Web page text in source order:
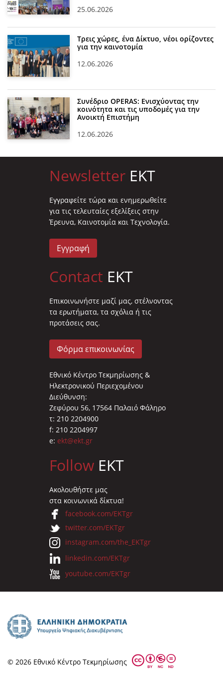
25.06.2026
Τρεις χώρες, ένα Δίκτυο, νέοι ορίζοντες
για την καινοτομία
12.06.2026
Συνέδριο OPERAS: Ενισχύοντας την
κοινότητα και τις υποδομές για την
Ανοικτή Επιστήμη
12.06.2026
Newsletter EKT
Eγγραφείτε τώρα και ενημερωθείτε
για τις τελευταίες εξελίξεις στην
Έρευνα, Καινοτομία και Τεχνολογία.
Εγγραφή
Contact EKT
Επικοινωνήστε μαζί μας, στέλνοντας
τα ερωτήματα, τα σχόλια ή τις
προτάσεις σας.
Φόρμα επικοινωνίας
Εθνικό Κέντρο Τεκμηρίωσης &
Ηλεκτρονικού Περιεχομένου
Διεύθυνση:
Ζεφύρου 56, 17564 Παλαιό Φάληρο
τ: 210 2204900
f: 210 2204997
e: ekt@ekt.gr
Follow EKT
Ακολουθήστε μας
στα κοινωνικά δίκτυα!
facebook.com/EKTgr
twitter.com/EKTgr
instagram.com/the_EKTgr
linkedin.com/EKTgr
youtube.com/EKTgr
© 2026 Eθνικό Κέντρο Τεκμηρίωσης